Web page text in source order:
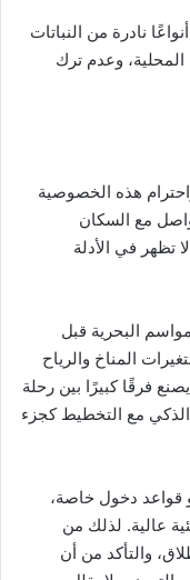
نادرة من النباتات
المحلية، وعدم ترك
هذه الخصوصية
مع السكان
تظهر في الأدلة
البحرية قبل
المناخ والرياح
فرقًا كبيرًا بين رحلة
مع التخطيط كجزء
قواعد دخول خاصة،
عالية. لذلك من
والتأكد من أن